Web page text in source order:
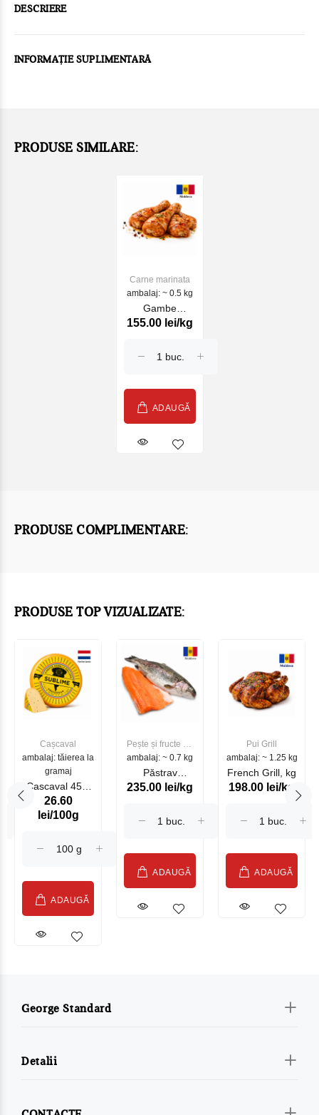
DESCRIERE
INFORMAȚIE SUPLIMENTARĂ
PRODUSE SIMILARE:
Carne marinata
ambalaj: ~ 0.5 kg
Gambe
marinate in sos
155.00 lei/kg
ADAUGĂ
PRODUSE COMPLIMENTARE:
PRODUSE TOP VIZUALIZATE:
Cașcaval
ambalaj: tăierea la
gramaj
Cascaval 45%
Maasdam
Sublime Cow
26.60
lei/100g
ADAUGĂ
Pește și fructe de
mare
ambalaj: ~ 0.7 kg
Păstrav
Somonat
235.00 lei/kg
ADAUGĂ
Pui Grill
ambalaj: ~ 1.25 kg
French Grill, kg
198.00 lei/kg
ADAUGĂ
George Standard
Detalii